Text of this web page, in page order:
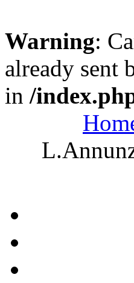
Warning:
already sent
in /